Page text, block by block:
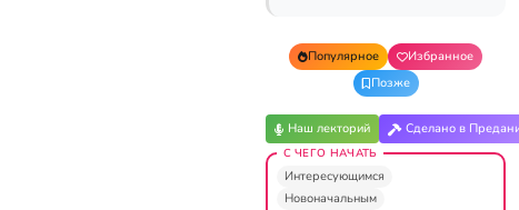
Популярное
Избранное
Позже
Наш лекторий Сделано в
С ЧЕГО НАЧАТЬ
Интересующимся
Новоначальным